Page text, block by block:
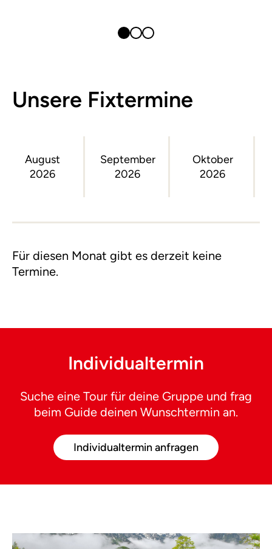
Unsere Fixtermine
August
2026
September
2026
Oktober
2026
Für diesen Monat gibt es derzeit keine
Termine.
Individualtermin
Suche eine Tour für deine Gruppe und frag
beim Guide deinen Wunschtermin an.
Individualtermin anfragen